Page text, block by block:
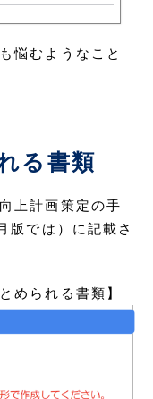
悩むようなこと
る書類
上計画策定の手
版では）に記載さ
められる書類】